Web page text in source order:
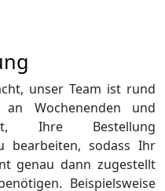
unser Team ist rund
Wochenenden und
Ihre Bestellung
bearbeiten, sodass Ihr
genau dann zugestellt
Beispielsweise